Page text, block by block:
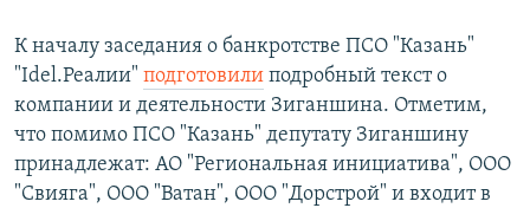
К началу заседания о банкротстве ПСО "Казань"
"Idel.Реалии" подготовили подробный текст о
компании и деятельности Зиганшина. Отметим,
что помимо ПСО "Казань" депутату Зиганшину
принадлежат: АО "Региональная инициатива", ООО
"Свияга", ООО "Ватан", ООО "Дорстрой" и входит в